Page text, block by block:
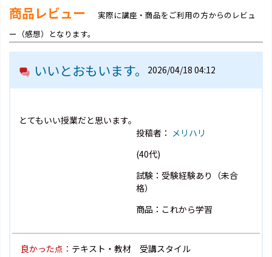
商品レビュー
実際に講座・商品をご利用の方からのレビュ
ー（感想）となります。
いいとおもいます。 2026/04/18 04:12
とてもいい授業だと思います。
投稿者： メリハリ
(40代)
試験：受験経験あり（未合
格）
商品：これから学習
良かった点： テキスト・教材 受講スタイル